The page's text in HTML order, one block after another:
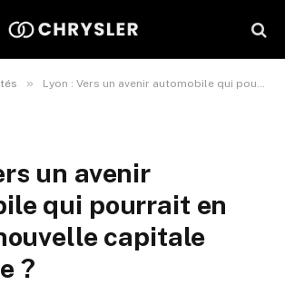
» Lyon : Vers un avenir automobile qui pourrait en faire la nouvelle capitale française ?
un avenir
qui pourrait en
capitale
?